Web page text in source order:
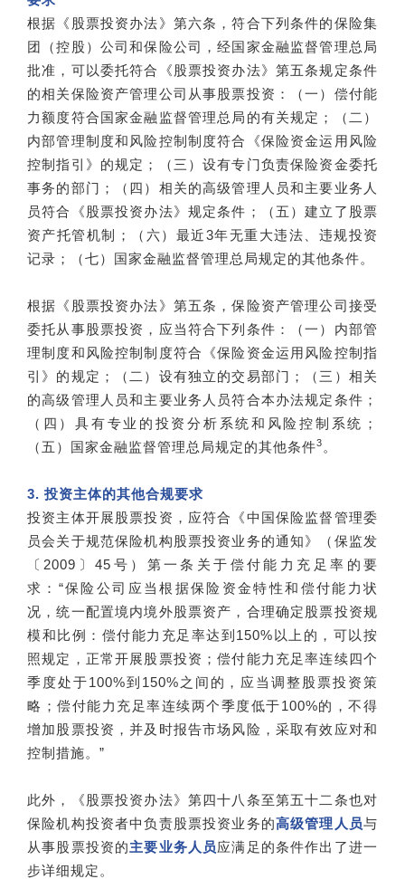
根据《股票投资办法》第六条，符合下列条件的保险集
团（控股）公司和保险公司，经国家金融监督管理总局
批准，可以委托符合《股票投资办法》第五条规定条件
的相关保险资产管理公司从事股票投资：（一）偿付能
力额度符合国家金融监督管理总局的有关规定；（二）
内部管理制度和风险控制制度符合《保险资金运用风险
控制指引》的规定；（三）设有专门负责保险资金委托
事务的部门；（四）相关的高级管理人员和主要业务人
员符合《股票投资办法》规定条件；（五）建立了股票
资产托管机制；（六）最近3年无重大违法、违规投资
记录；（七）国家金融监督管理总局规定的其他条件。
根据《股票投资办法》第五条，保险资产管理公司接受
委托从事股票投资，应当符合下列条件：（一）内部管
理制度和风险控制制度符合《保险资金运用风险控制指
引》的规定；（二）设有独立的交易部门；（三）相关
的高级管理人员和主要业务人员符合本办法规定条件；
（四）具有专业的投资分析系统和风险控制系统；
（五）国家金融监督管理总局规定的其他条件3 。
3. 投资主体的其他合规要求
投资主体开展股票投资，应符合《中国保险监督管理委
员会关于规范保险机构股票投资业务的通知》（保监发
〔2009〕45号）第一条关于偿付能力充足率的要
求：“保险公司应当根据保险资金特性和偿付能力状
况，统一配置境内境外股票资产，合理确定股票投资规
模和比例：偿付能力充足率达到150%以上的，可以按
照规定，正常开展股票投资；偿付能力充足率连续四个
季度处于100%到150%之间的，应当调整股票投资策
略；偿付能力充足率连续两个季度低于100%的，不得
增加股票投资，并及时报告市场风险，采取有效应对和
控制措施。”
此外，《股票投资办法》第四十八条至第五十二条也对
保险机构投资者中负责股票投资业务的高级管理人员与
从事股票投资的主要业务人员应满足的条件作出了进一
步详细规定。